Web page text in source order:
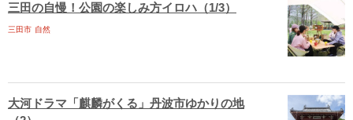
三田の自慢！公園の楽しみ方イロハ（1/3）
三田市 自然
大河ドラマ「麒麟がくる」丹波市ゆかりの地